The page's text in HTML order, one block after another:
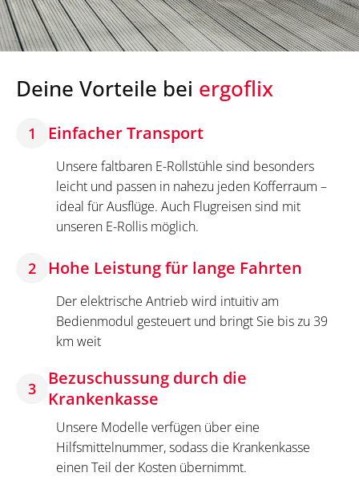
Deine Vorteile bei ergoflix
1 Einfacher Transport
Unsere faltbaren E-Rollstühle sind besonders
leicht und passen in nahezu jeden Kofferraum –
ideal für Ausflüge. Auch Flugreisen sind mit
unseren E-Rollis möglich.
2 Hohe Leistung für lange Fahrten
Der elektrische Antrieb wird intuitiv am
Bedienmodul gesteuert und bringt Sie bis zu 39
km weit
3
Bezuschussung durch die
Krankenkasse
Unsere Modelle verfügen über eine
Hilfsmittelnummer, sodass die Krankenkasse
einen Teil der Kosten übernimmt.